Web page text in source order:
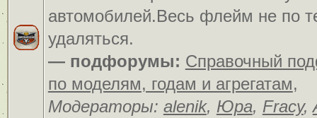
автомобилей.Весь флейм не по
удаляться.
— подфорумы: Справочный
по моделям, годам и агрегатам,
Модераторы: alenik, Юра, Fracy,